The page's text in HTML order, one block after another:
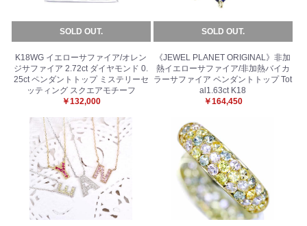
SOLD OUT.
K18WG イエローサファイア/オレン
ジサファイア 2.72ct ダイヤモンド 0.
25ct ペンダントトップ ミステリーセ
ッティング スクエアモチーフ
￥132,000
SOLD OUT.
《JEWEL PLANET ORIGINAL》非加
熱イエローサファイア/非加熱バイカ
ラーサファイア ペンダントトップ Tot
al1.63ct K18
￥164,450